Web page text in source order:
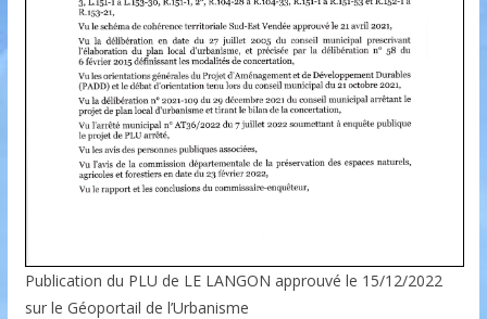
Publication du PLU de LE LANGON approuvé le 15/12/2022
sur le Géoportail de l’Urbanisme